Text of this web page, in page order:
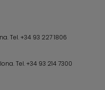
Tel.+34 93 227 1806
Tel.+34 93 214 7300